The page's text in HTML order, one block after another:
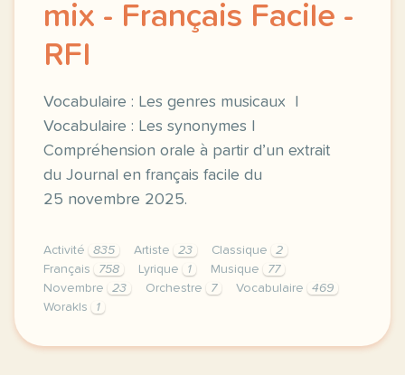
mix - Français Facile -
RFI
Vocabulaire : Les genres musicaux |
Vocabulaire : Les synonymes |
Compréhension orale à partir d’un extrait
du Journal en français facile du
25 novembre 2025.
Activité 835 Artiste 23 Classique
2
Français
758 Lyrique 1 Musique
77
Novembre
23 Orchestre 7 Vocabulaire
469
Worakls
1
exercice b1 worakls un artiste du mix